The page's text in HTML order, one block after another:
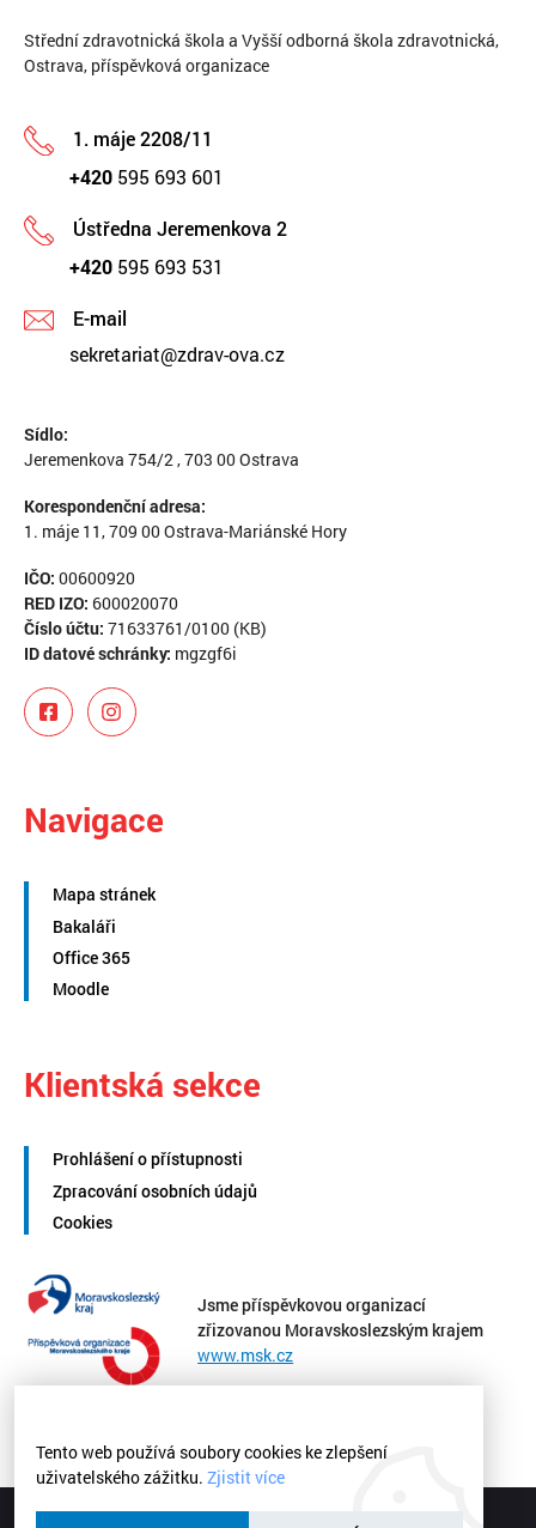
Střední zdravotnická škola a Vyšší odborná škola zdravotnická,
Ostrava, příspěvková organizace
1. máje 2208/11
+420 595 693 601
Ústředna Jeremenkova 2
+420 595 693 531
E-mail
sekretariat@zdrav-ova.cz
Sídlo:
Jeremenkova 754/2 , 703 00 Ostrava
Korespondenční adresa:
1. máje 11, 709 00 Ostrava-Mariánské Hory
IČO: 00600920
RED IZO: 600020070
Číslo účtu: 71633761/0100 (KB)
ID datové schránky: mgzgf6i
Navigace
Mapa stránek
Bakaláři
Office 365
Moodle
Klientská sekce
Prohlášení o přístupnosti
Zpracování osobních údajů
Cookies
Jsme příspěvkovou organizací
zřizovanou Moravskoslezským krajem
www.msk.cz
Tento web používá soubory cookies ke zlepšení
uživatelského zážitku. Zjistit více